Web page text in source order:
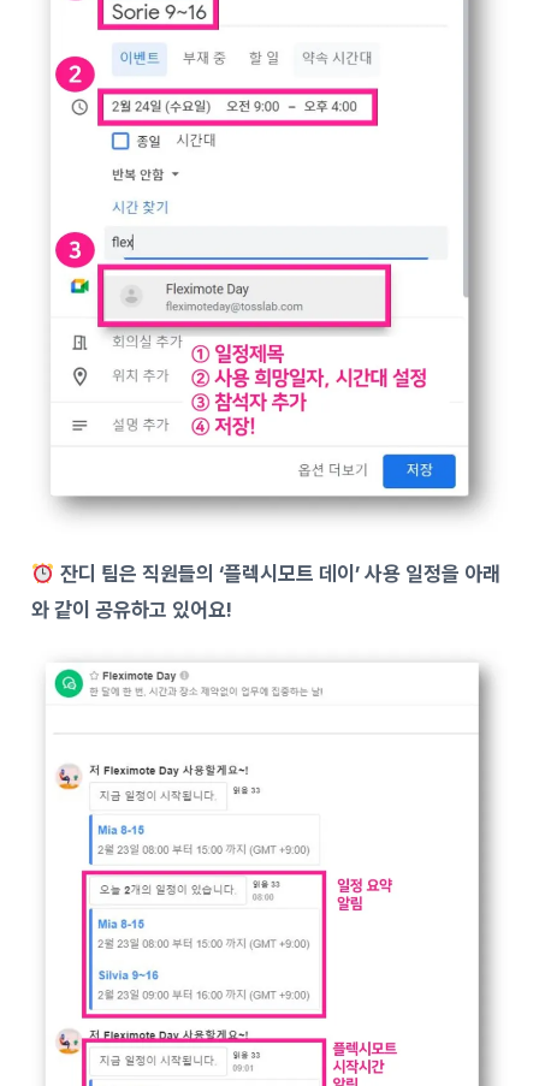
잔디 팀은 직원들의 ‘플렉시모트 데이’ 사용 일정을 아래
와 같이 공유하고 있어요!